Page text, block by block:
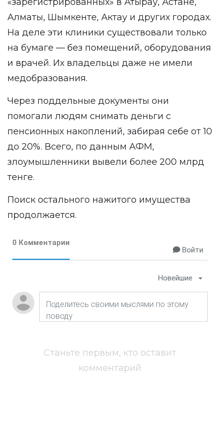
Алматы, Шымкенте, Актау и других городах.
На деле эти клиники существовали только
на бумаге — без помещений, оборудования
и врачей. Их владельцы даже не имели
медобразования.
Через поддельные документы они
помогали людям снимать деньги с
пенсионных накоплений, забирая себе от 10
до 20%. Всего, по данным АФМ,
злоумышленники вывели более 200 млрд
тенге.
Поиск остального нажитого имущества
продолжается.
0 Комментарии
Войти
Новейшие
Станьте первым, кто оставит
комментарий